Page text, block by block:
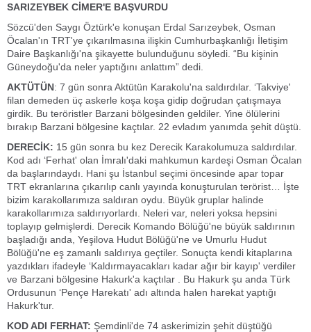
SARIZEYBEK CİMER'E BAŞVURDU
Sözcü'den Saygı Öztürk'e konuşan Erdal Sarızeybek, Osman
Öcalan'ın TRT'ye çıkarılmasına ilişkin Cumhurbaşkanlığı İletişim
Daire Başkanlığı'na şikayette bulunduğunu söyledi. “Bu kişinin
Güneydoğu'da neler yaptığını anlattım” dedi.
AKTÜTÜN: 7 gün sonra Aktütün Karakolu'na saldırdılar. ‘Takviye'
filan demeden üç askerle koşa koşa gidip doğrudan çatışmaya
girdik. Bu teröristler Barzani bölgesinden geldiler. Yine ölülerini
bırakıp Barzani bölgesine kaçtılar. 22 evladım yanımda şehit düştü.
DERECİK: 15 gün sonra bu kez Derecik Karakolumuza saldırdılar.
Kod adı ‘Ferhat' olan İmralı'daki mahkumun kardeşi Osman Öcalan
da başlarındaydı. Hani şu İstanbul seçimi öncesinde apar topar
TRT ekranlarına çıkarılıp canlı yayında konuşturulan terörist… İşte
bizim karakollarımıza saldıran oydu. Büyük gruplar halinde
karakollarımıza saldırıyorlardı. Neleri var, neleri yoksa hepsini
toplayıp gelmişlerdi. Derecik Komando Bölüğü'ne büyük saldırının
başladığı anda, Yeşilova Hudut Bölüğü'ne ve Umurlu Hudut
Bölüğü'ne eş zamanlı saldırıya geçtiler. Sonuçta kendi kitaplarına
yazdıkları ifadeyle ‘Kaldırmayacakları kadar ağır bir kayıp' verdiler
ve Barzani bölgesine Hakurk'a kaçtılar . Bu Hakurk şu anda Türk
Ordusunun ‘Pençe Harekatı' adı altında halen harekat yaptığı
Hakurk'tur.
KOD ADI FERHAT: Şemdinli'de 74 askerimizin şehit düştüğü